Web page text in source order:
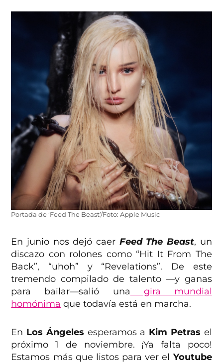
Portada de ‘Feed The Beast’/Foto: Apple Music
En junio nos dejó caer Feed The Beast, un
discazo con rolones como “Hit It From The
Back”, “uhoh” y “Revelations”. De este
tremendo compilado de talento —y ganas
para bailar—salió una gira mundial
homónima que todavía está en marcha.
En Los Ángeles esperamos a Kim Petras el
próximo 1 de noviembre. ¡Ya falta poco!
Estamos más que listos para ver el Youtube